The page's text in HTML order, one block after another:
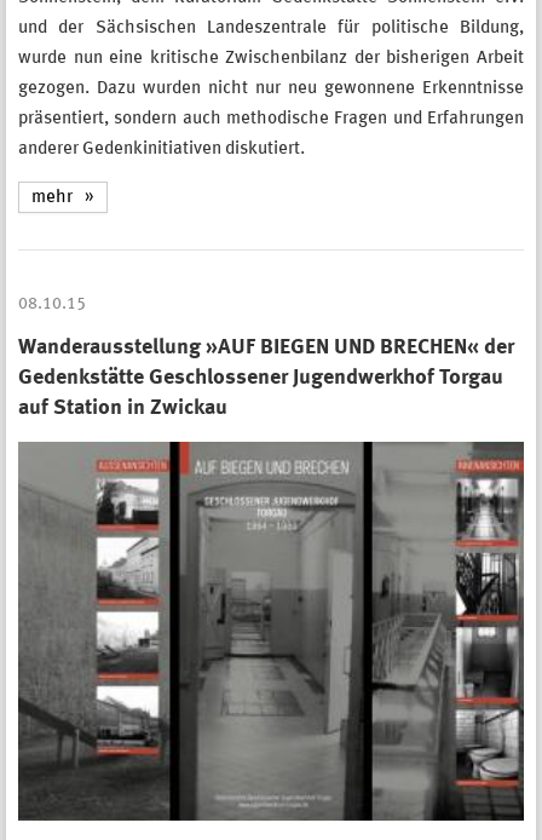
und der Sächsischen Landeszentrale für politische Bildung,
wurde nun eine kritische Zwischenbilanz der bisherigen Arbeit
gezogen. Dazu wurden nicht nur neu gewonnene Erkenntnisse
präsentiert, sondern auch methodische Fragen und Erfahrungen
anderer Gedenkinitiativen diskutiert.
mehr
08.10.15
Wanderausstellung »AUF BIEGEN UND BRECHEN« der
Gedenkstätte Geschlossener Jugendwerkhof Torgau
auf Station in Zwickau